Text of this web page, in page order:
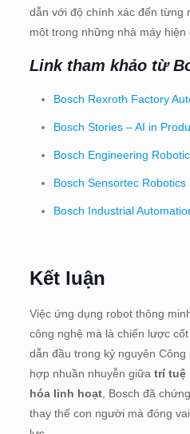
dẫn với độ chính xác đến từng
một trong những nhà máy hiện
Link tham khảo từ
Bosch Rexroth Factory
Bosch Stories – AI in
Bosch Engineering
Bosch Sensortec Robotics
Bosch Industrial
Kết luận
Việc ứng dụng robot thông
công nghệ mà là chiến lược
dẫn đầu trong kỷ nguyên
hợp nhuần nhuyễn giữa trí tuệ
hóa linh hoạt, Bosch đã
thay thế con người mà đóng